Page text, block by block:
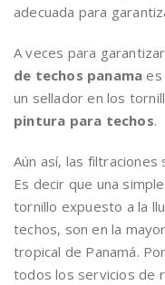
adecuada para
A veces para
de techos panama es
un sellador en los
pintura para techos.
Aún así, las
Es decir que una
tornillo expuesto a la
techos, son en la
tropical de Panamá.
todos los servicios de